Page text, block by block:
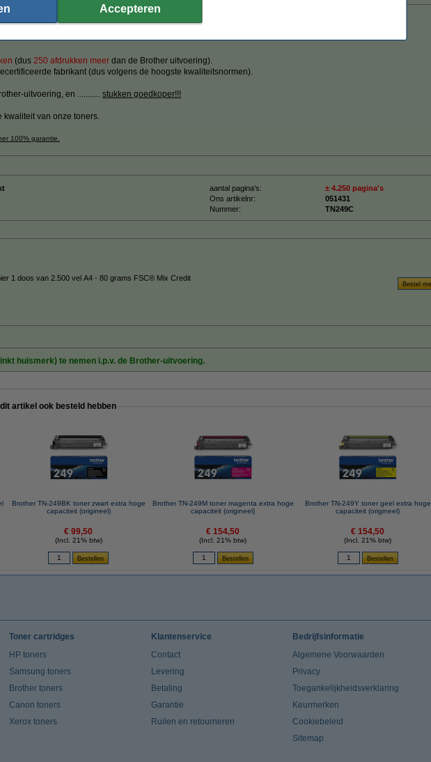
(dus 250 afdrukken meer dan de Brother uitvoering).
fabrikant (dus volgens de hoogste kwaliteitsnormen).
uitvoering, en ........... stukken goedkoper!!!
kwaliteit van onze toners.
100% garantie.
aantal pagina's:
± 4.250 pagina's
Ons artikelnr:
051431
Nummer: TN249C
1 doos van 2.500 vel A4 - 80 grams FSC® Mix Credit
huismerk) te nemen i.p.v. de Brother-uitvoering.
artikel ook besteld hebben
Brother TN-249BK toner zwart extra hoge
capaciteit (origineel)
€ 99,50
(Incl. 21% btw)
Brother TN-249M toner magenta extra hoge
capaciteit (origineel)
€ 154,50
(Incl. 21% btw)
Brother TN-249Y toner geel extra hoge
capaciteit (origineel)
€ 154,50
(Incl. 21% btw)
Toner cartridges
HP toners
Samsung toners
Brother toners
Canon toners
Xerox toners
Klantenservice
Contact
Levering
Betaling
Garantie
Ruilen en retourneren
Bedrijfsinformatie
Algemene Voorwaarden
Privacy
Toegankelijkheidsverklaring
Keurmerken
Cookiebeleid
Sitemap
Accepteren